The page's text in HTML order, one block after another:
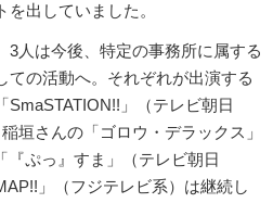
出していました。
人は今後、特定の事務所に属する
ての活動へ。それぞれが出演する
SmaSTATION!!」（テレビ朝日
垣さんの「ゴロウ・デラックス」
『ぷっ』すま」（テレビ朝日
」（フジテレビ系）は継続し